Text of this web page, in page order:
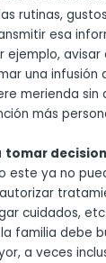
rutinas,
esa
ejemplo,
una infusión
merienda sin
más
tomar
este ya no
cuidados,
familia debe
a veces